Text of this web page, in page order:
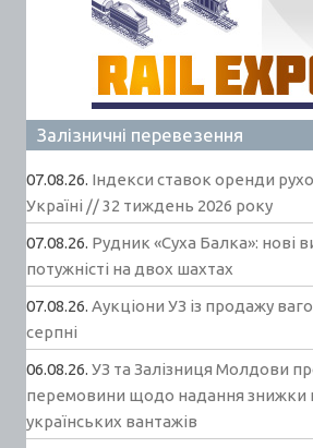
Залізничні перевезення
07.08.26. Індекси ставок оренди
Україні // 32 тиждень 2026 року
07.08.26. Рудник «Суха Балка»: нові
потужністі на двох шахтах
07.08.26. Аукціони УЗ із продажу
серпні
06.08.26. УЗ та Залізниця Молдови
перемовини щодо надання знижки
українських вантажів